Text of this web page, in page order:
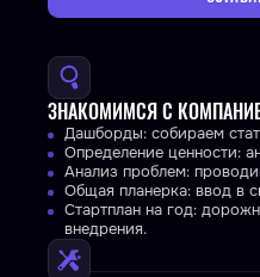
ЗНАКОМИМСЯ С
Дашборды: собираем
Определение ценности:
Анализ проблем:
Общая планерка: ввод в
Стартплан на год:
внедрения.